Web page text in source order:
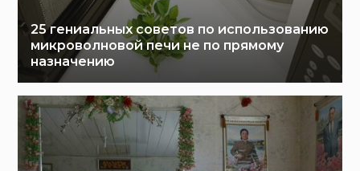
25 гениальных советов по использованию
микроволновой печи не по прямому
назначению